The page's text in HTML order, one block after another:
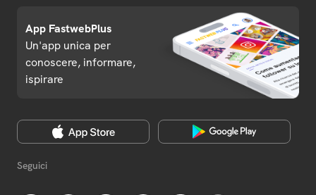
App FastwebPlus
Un'app unica per
conoscere, informare,
ispirare
Seguici